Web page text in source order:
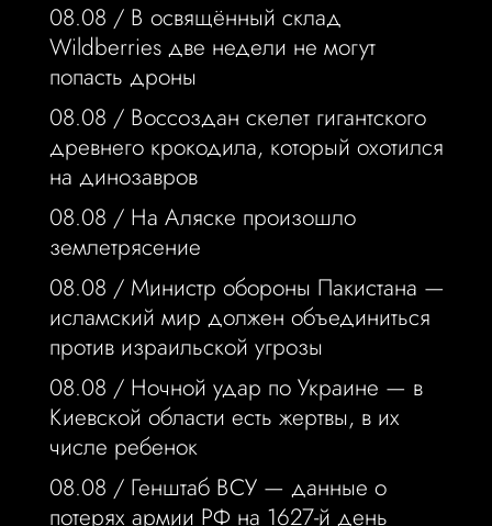
08.08 / В освящённый склад
Wildberries две недели не могут
попасть дроны
08.08 / Воссоздан скелет гигантского
древнего крокодила, который охотился
на динозавров
08.08 / На Аляске произошло
землетрясение
08.08 / Министр обороны Пакистана —
исламский мир должен объединиться
против израильской угрозы
08.08 / Ночной удар по Украине — в
Киевской области есть жертвы, в их
числе ребенок
08.08 / Генштаб ВСУ — данные о
потерях армии РФ на 1627-й день